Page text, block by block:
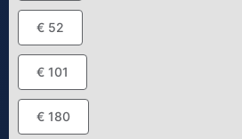
€ 52
€ 101
€ 180